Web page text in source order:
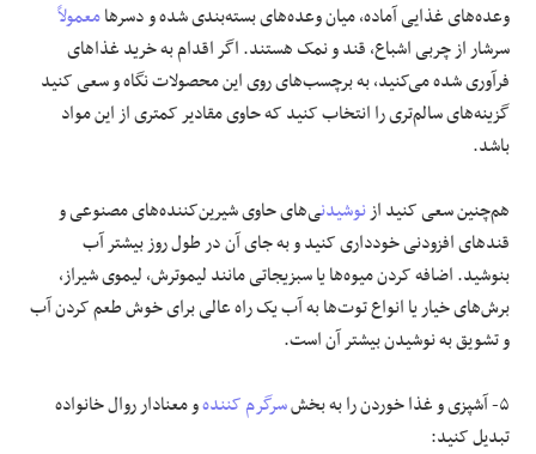
وعده‌های غذایی آماده، میان وعده‌های بسته‌بندی شده و دسرهامعمولاً
سرشار از چربی اشباع، قند و نمک هستند. اگر اقدام به خرید غذاهای
فرآوری شده می‌کنید، به برچسب‌های روی این محصولات نگاه و سعی کنید
گزینه‌های سالم‌تری را انتخاب کنید که حاوی مقادیر کمتری از این مواد
باشد.
هم‌چنین سعی کنید ازنوشیدنی‌های حاوی شیرین‌کننده‌های مصنوعی و
قندهای افزودنی خودداری کنید و به جای آن در طول روز بیشتر آب
بنوشید. اضافه کردن میوه‌ها یا سبزیجاتی مانند لیموترش، لیموی شیراز،
برش‌های خیار یا انواع توت‌ها به آب یک راه عالی برای خوش طعم کردن آب
و تشویق به نوشیدن بیشتر آن است.
۵- آشپزی و غذا خوردن را به بخش سرگرم کنندهو معنادار روال خانواده
تبدیل کنید: